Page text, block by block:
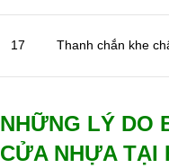
17 Thanh chắn khe
NHỮNG LÝ DO
CỬA NHỰA TẠI